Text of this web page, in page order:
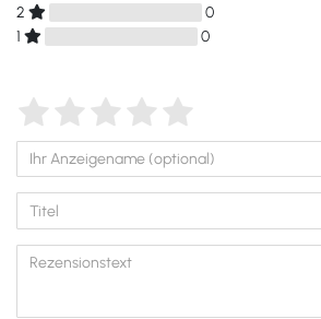
2
0
1
0